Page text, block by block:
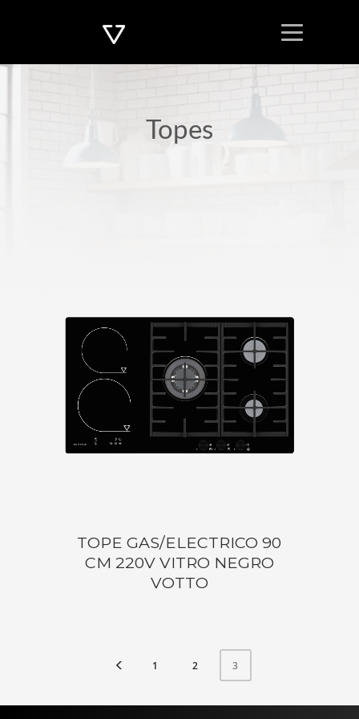
Topes
TOPE GAS/ELECTRICO 90
CM 220V VITRO NEGRO
VOTTO
1 2 3